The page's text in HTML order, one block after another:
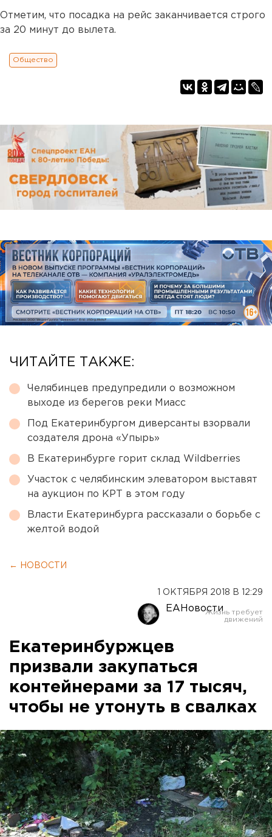
Отметим, что посадка на рейс заканчивается строго
за 20 минут до вылета.
Общество
ЧИТАЙТЕ ТАКЖЕ:
Челябинцев предупредили о возможном
выходе из берегов реки Миасс
Под Екатеринбургом диверсанты взорвали
создателя дрона «Упырь»
В Екатеринбурге горит склад Wildberries
Участок с челябинским элеватором выставят
на аукцион по КРТ в этом году
Власти Екатеринбурга рассказали о борьбе с
желтой водой
← НОВОСТИ
1 ОКТЯБРЯ 2018 В 12:29
ЕАНовости
Екатеринбуржцев
призвали закупаться
контейнерами за 17 тысяч,
чтобы не утонуть в свалках